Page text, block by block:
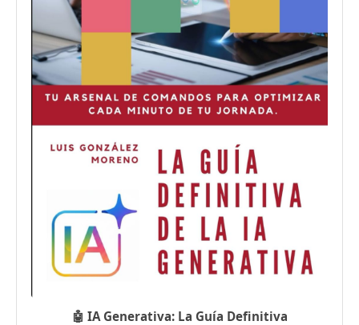
🤖 IA Generativa: La Guía Definitiva